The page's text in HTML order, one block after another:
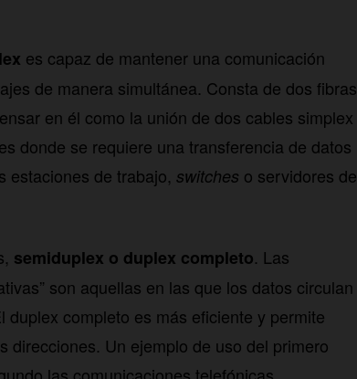
es capaz de mantener una comunicación
de manera simultánea. Consta de dos fibras
en él como la unión de dos cables simplex
donde se requiere una transferencia de datos
estaciones de trabajo, switches o servidores de
semiduplex o duplex completo. Las
son aquellas en las que los datos circulan
completo es más eficiente y permite
direcciones. Un ejemplo de uso del primero